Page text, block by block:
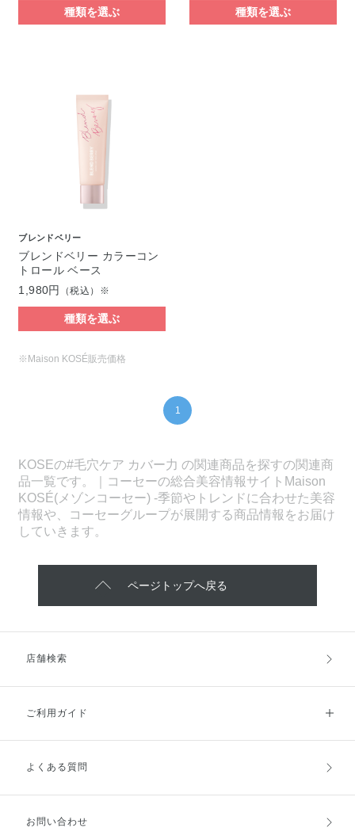
種類を選ぶ 種類を選ぶ
ブレンドベリー
ブレンドベリー カラーコン
トロール ベース
1,980円
（税込）※
種類を選ぶ
※Maison KOSÉ販売価格
1
KOSEの#毛穴ケア カバー力 の関連商品を探すの関連商
品一覧です。｜コーセーの総合美容情報サイトMaison
KOSÉ(メゾンコーセー) -季節やトレンドに合わせた美容
情報や、コーセーグループが展開する商品情報をお届け
していきます。
ページトップへ戻る
店舗検索
ご利用ガイド
ご利用ガイドトップ
お支払方法
よくある質問
お問い合わせ